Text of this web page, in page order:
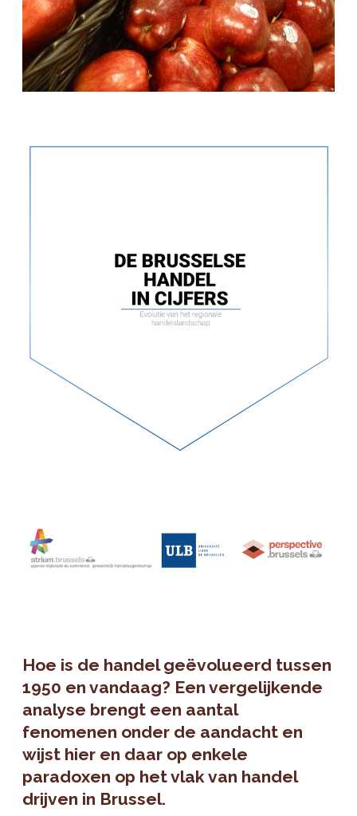
Hoe is de handel geëvolueerd tussen
1950 en vandaag? Een vergelijkende
analyse brengt een aantal
fenomenen onder de aandacht en
wijst hier en daar op enkele
paradoxen op het vlak van handel
drijven in Brussel.